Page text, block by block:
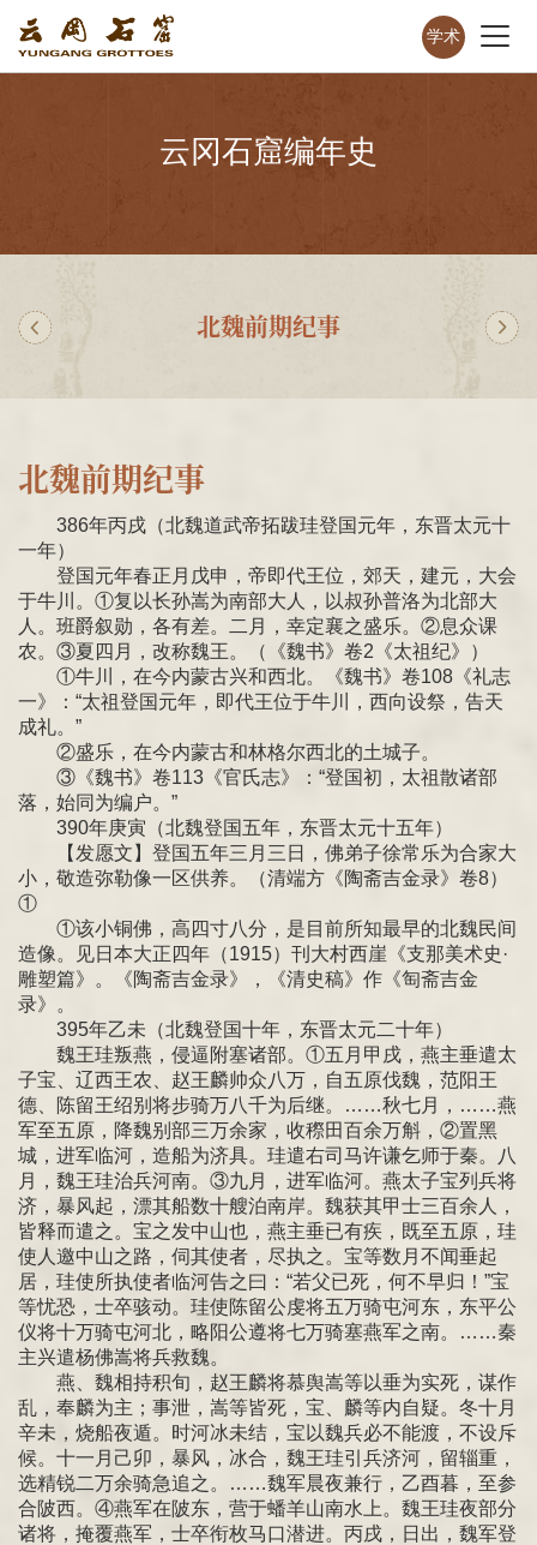
学术
云冈石窟编年史
北魏前期纪事
北魏前期纪事
386年丙戌（北魏道武帝拓跋珪登国元年，东晋太元十
一年）
登国元年春正月戊申，帝即代王位，郊天，建元，大会
于牛川。①复以长孙嵩为南部大人，以叔孙普洛为北部大
人。班爵叙勋，各有差。二月，幸定襄之盛乐。②息众课
农。③夏四月，改称魏王。（《魏书》卷2《太祖纪》）
①牛川，在今内蒙古兴和西北。《魏书》卷108《礼志
一》：“太祖登国元年，即代王位于牛川，西向设祭，告天
成礼。”
②盛乐，在今内蒙古和林格尔西北的土城子。
③《魏书》卷113《官氏志》：“登国初，太祖散诸部
落，始同为编户。”
390年庚寅（北魏登国五年，东晋太元十五年）
【发愿文】登国五年三月三日，佛弟子徐常乐为合家大
小，敬造弥勒像一区供养。（清端方《陶斋吉金录》卷8）
①
①该小铜佛，高四寸八分，是目前所知最早的北魏民间
造像。见日本大正四年（1915）刊大村西崖《支那美术史·
雕塑篇》。《陶斋吉金录》，《清史稿》作《匋斋吉金
录》。
395年乙未（北魏登国十年，东晋太元二十年）
魏王珪叛燕，侵逼附塞诸部。①五月甲戌，燕主垂遣太
子宝、辽西王农、赵王麟帅众八万，自五原伐魏，范阳王
德、陈留王绍别将步骑万八千为后继。……秋七月，……燕
军至五原，降魏别部三万余家，收穄田百余万斛，②置黑
城，进军临河，造船为济具。珪遣右司马许谦乞师于秦。八
月，魏王珪治兵河南。③九月，进军临河。燕太子宝列兵将
济，暴风起，漂其船数十艘泊南岸。魏获其甲士三百余人，
皆释而遣之。宝之发中山也，燕主垂已有疾，既至五原，珪
使人邀中山之路，伺其使者，尽执之。宝等数月不闻垂起
居，珪使所执使者临河告之曰：“若父已死，何不早归！”宝
等忧恐，士卒骇动。珪使陈留公虔将五万骑屯河东，东平公
仪将十万骑屯河北，略阳公遵将七万骑塞燕军之南。……秦
主兴遣杨佛嵩将兵救魏。
燕、魏相持积旬，赵王麟将慕舆嵩等以垂为实死，谋作
乱，奉麟为主；事泄，嵩等皆死，宝、麟等内自疑。冬十月
辛未，烧船夜遁。时河冰未结，宝以魏兵必不能渡，不设斥
候。十一月己卯，暴风，冰合，魏王珪引兵济河，留辎重，
选精锐二万余骑急追之。……魏军晨夜兼行，乙酉暮，至参
合陂西。④燕军在陂东，营于蟠羊山南水上。魏王珪夜部分
诸将，掩覆燕军，士卒衔枚马口潜进。丙戌，日出，魏军登